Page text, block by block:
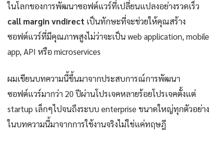
ในโลกของการพัฒนาซอฟต์แวร์ที่เปลี่ยนแปลงอย่างรวดเร็ว
call margin vndirect เป็นทักษะที่จะช่วยให้คุณสร้าง
ซอฟต์แวร์ที่มีคุณภาพสูงไม่ว่าจะเป็น web application, mobile
app, API หรือ microservices
ผมเขียนบทความนี้ขึ้นมาจากประสบการณ์การพัฒนา
ซอฟต์แวร์มากว่า 20 ปีผ่านโปรเจคหลายร้อยโปรเจคตั้งแต่
startup เล็กๆไปจนถึงระบบ enterprise ขนาดใหญ่ทุกตัวอย่าง
ในบทความนี้มาจากการใช้งานจริงไม่ใช่แค่ทฤษฎี